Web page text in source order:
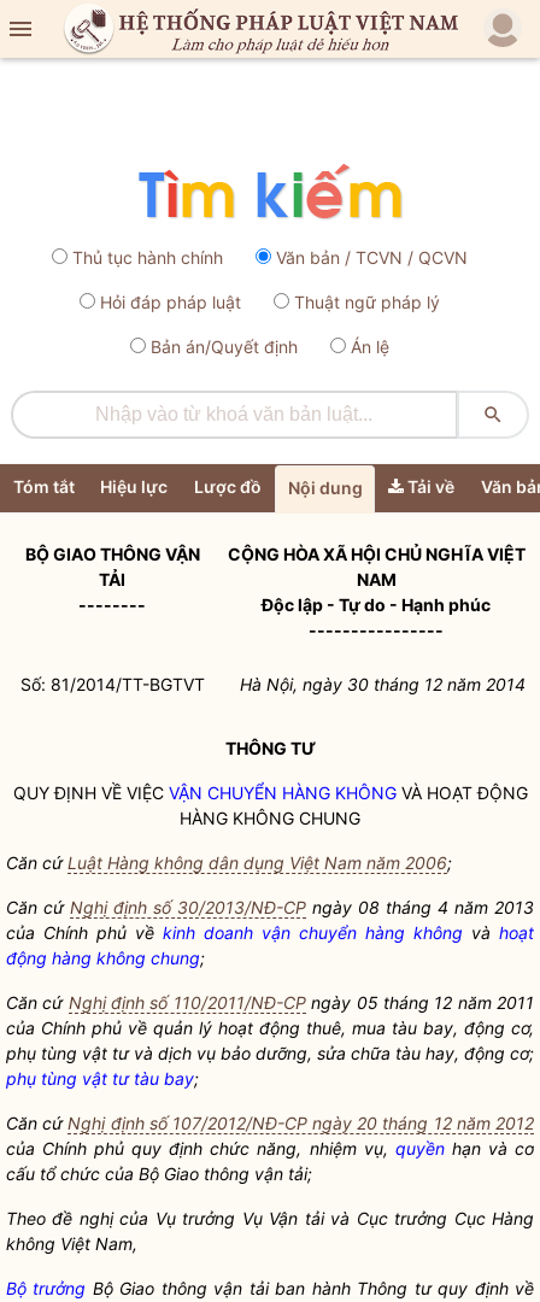

Thủ tục hành chính Văn bản / TCVN / QCVN
Hỏi đáp pháp luật Thuật ngữ pháp lý
Bản án/Quyết định Án lệ

Tóm tắt Hiệu lực Lược đồ Nội dung Tải về Văn
BỘ GIAO THÔNG VẬN
TẢI
--------
CỘNG HÒA XÃ HỘI CHỦ NGHĨA VIỆT
NAM
Độc lập - Tự do - Hạnh phúc
----------------
Số: 81/2014/TT-BGTVT Hà Nội, ngày 30 tháng 12 năm 2014
THÔNG TƯ
QUY ĐỊNH VỀ VIỆC VẬN CHUYỂN HÀNG KHÔNGVÀ HOẠT ĐỘNG
HÀNG KHÔNG CHUNG
Căn cứLuật Hàng không dân dụng Việt Nam năm 2006;
Căn cứ Nghị định số 30/2013/NĐ-CP ngày 08 tháng 4 năm 2013
của Chính phủ về kinh doanh vận chuyển hàng không và hoạt
động hàng không chung;
Căn cứ Nghị định số 110/2011/NĐ-CPngày 05 tháng 12 năm 2011
của Chính phủ về quản lý hoạt động thuê, mua tàu bay, động cơ,
phụ tùng vật tư và dịch vụ bảo dưỡng, sửa chữa tàu hay, động cơ;
phụ tùng vật tư tàu bay;
Căn cứNghị định số 107/2012/NĐ-CP ngày 20 tháng 12 năm 2012
của Chính phủ quy định chức năng, nhiệm vụ, quyềnhạn và cơ
cấu tổ chức của Bộ Giao thông vận tải;
Theo đề nghị của Vụ trưởng Vụ Vận tải và Cục trưởng Cục Hàng
không Việt Nam,
Bộ trưởng Bộ Giao thông vận tải ban hành Thông tư quy định về